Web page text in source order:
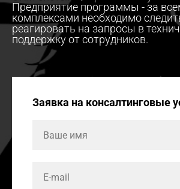
Предприятие программы - за
комплексами необходимо
реагировать на запросы в
поддержку от сотрудников.
Заявка на консалтинговые